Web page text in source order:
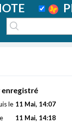
le 11 Mai, 14:07
11 Mai, 14:18